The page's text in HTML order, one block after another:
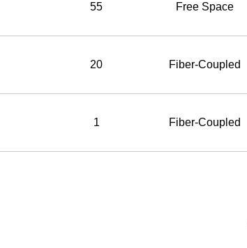
55 Free Space
20 Fiber-Coupled
1 Fiber-Coupled